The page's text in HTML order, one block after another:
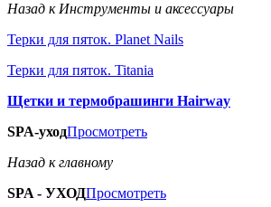
Назад к Инструменты и аксессуары
Терки для пяток. Planet Nails
Терки для пяток. Titania
Щетки и термобрашинги Hairway
SPA-уходПросмотреть
Назад к главному
SPA - УХОДПросмотреть